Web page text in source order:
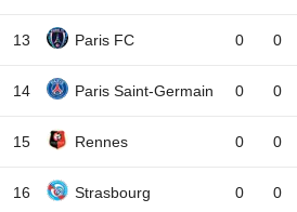
13 Paris FC 0 0
14 Paris Saint-Germain 0 0
15 Rennes 0 0
16 Strasbourg 0 0